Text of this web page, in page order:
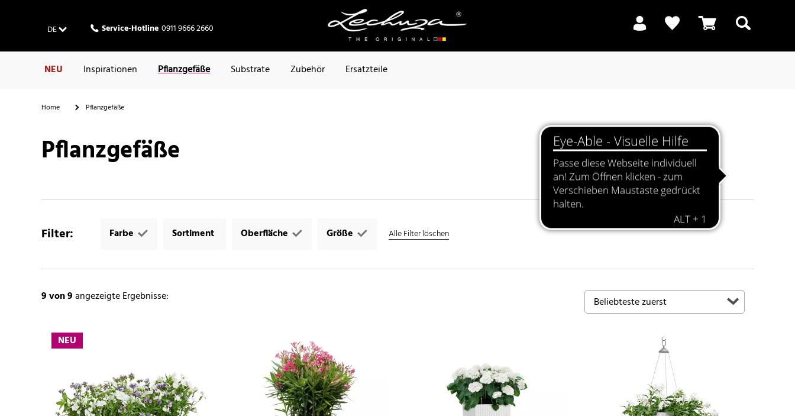
DE Service-Hotline 0911 9666 2660
NEU Inspirationen Pflanzgefäße Substrate Zubehör Ersatzteile
Suchen
Home Pflanzgefäße
Pflanzgefäße
Filter: Farbe Sortiment Oberfläche Größe Alle Filter löschen
9von 9angezeigte Ergebnisse:
NEU